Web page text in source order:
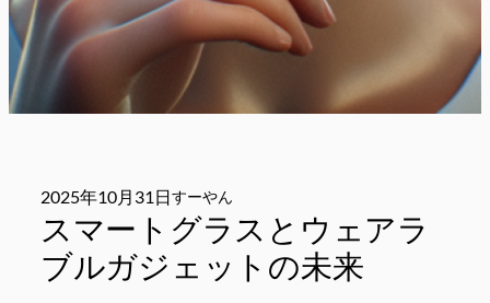
2025年10月31日すーやん
スマートグラスとウェアラ
ブルガジェットの未来